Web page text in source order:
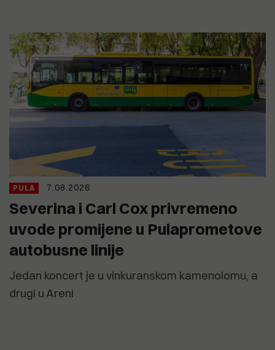
PULA 7.08.2026
Severina i Carl Cox privremeno
uvode promijene u Pulaprometove
autobusne linije
Jedan koncert je u vinkuranskom kamenolomu, a
drugi u Areni